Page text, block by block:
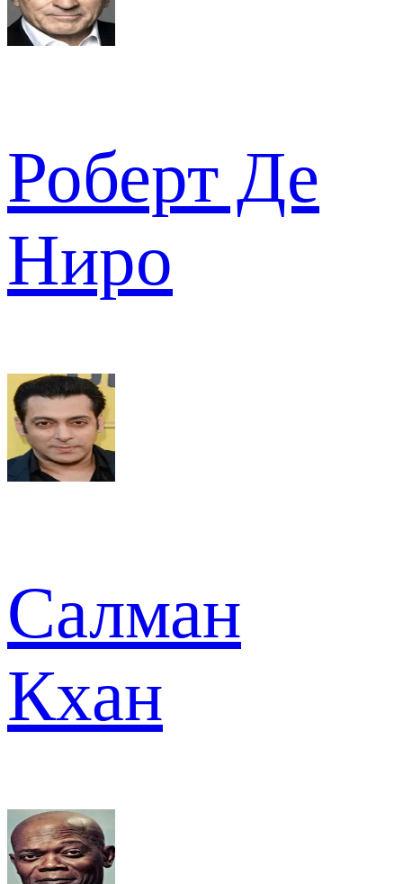
Роберт Де
Ниро
Салман
Кхан